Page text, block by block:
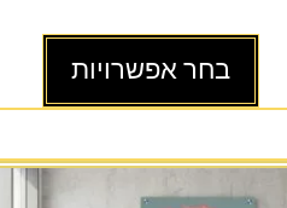
בחר אפשרויות